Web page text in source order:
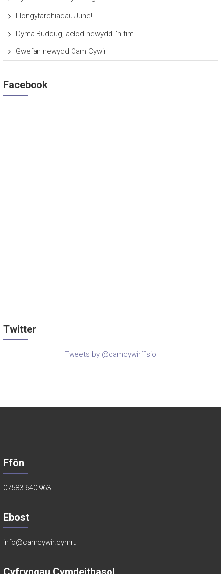
Llongyfarchiadau June!
Dyma Buddug, aelod newydd i’n tim
Gwefan newydd Cam Cywir
Facebook
Twitter
Tweets by @camcywirffisio
Ffôn
07583 640 963
Ebost
info@camcywir.cymru
Cyfryngau Cymdeithasol